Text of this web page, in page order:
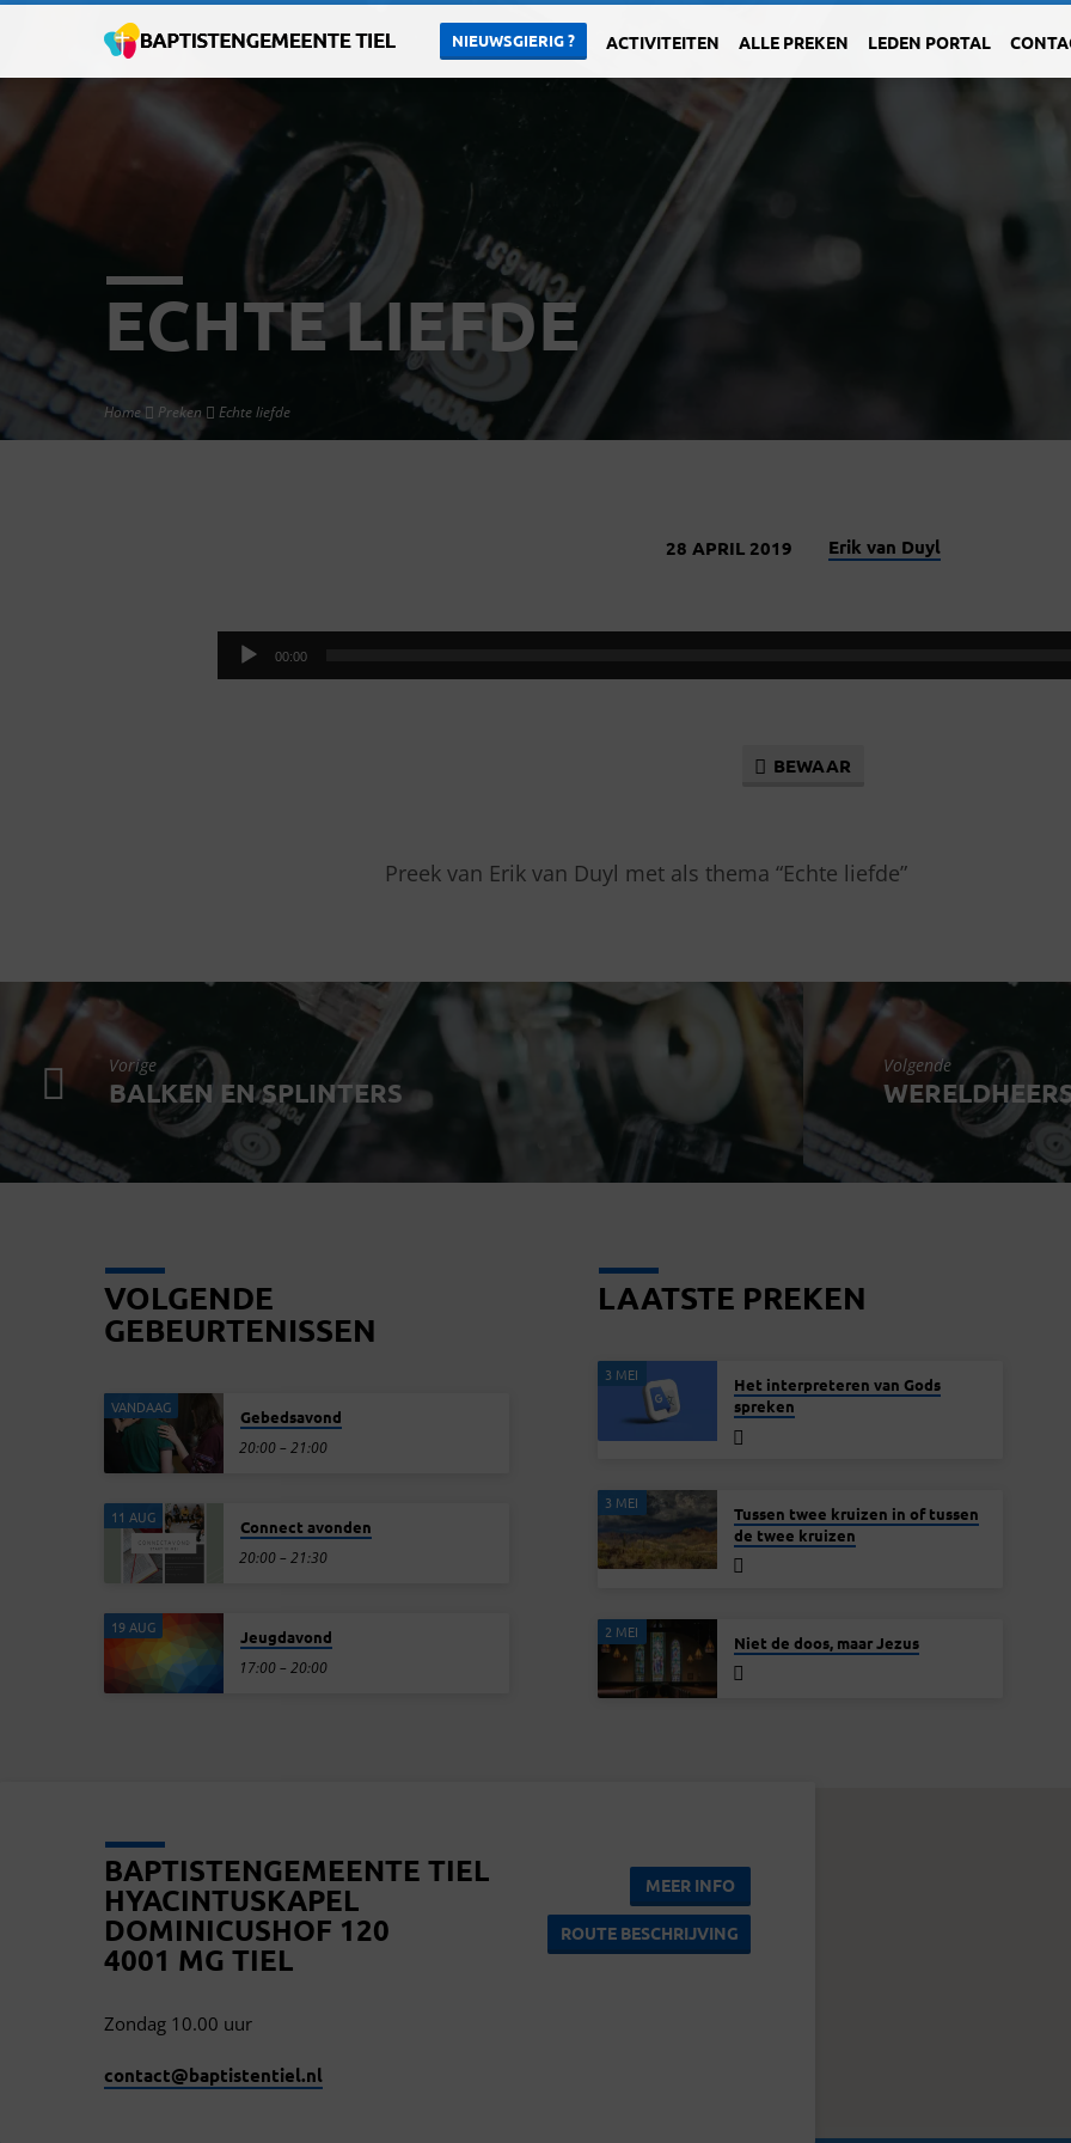
NIEUWSGIERIG ? ACTIVITEITEN ALLE PREKEN LEDEN PORTAL
ECHTE LIEFDE
Home Preken Echte liefde
LIEFDE
28 APRIL 2019 Erik van Duyl
Audiospeler
00:00
BEWAAR
Preek van Erik van Duyl met als thema “Echte liefde”
Vorige
BALKEN EN SPLINTERS
Volgende
VOLGENDE
GEBEURTENISSEN
VANDAAG
Gebedsavond
20:00 – 21:00
11 AUG
Connect avonden
20:00 – 21:30
19 AUG
Jeugdavond
17:00 – 20:00
LAATSTE PREKEN
3 MEI
Het interpreteren van Gods
spreken
3 MEI
Tussen twee kruizen in of tussen
de twee kruizen
2 MEI
Niet de doos, maar Jezus
BAPTISTENGEMEENTE TIEL
HYACINTUSKAPEL
DOMINICUSHOF 120
4001 MG TIEL
MEER INFO
ROUTE BESCHRIJVING
Zondag 10.00 uur
contact​@baptistentiel.nl